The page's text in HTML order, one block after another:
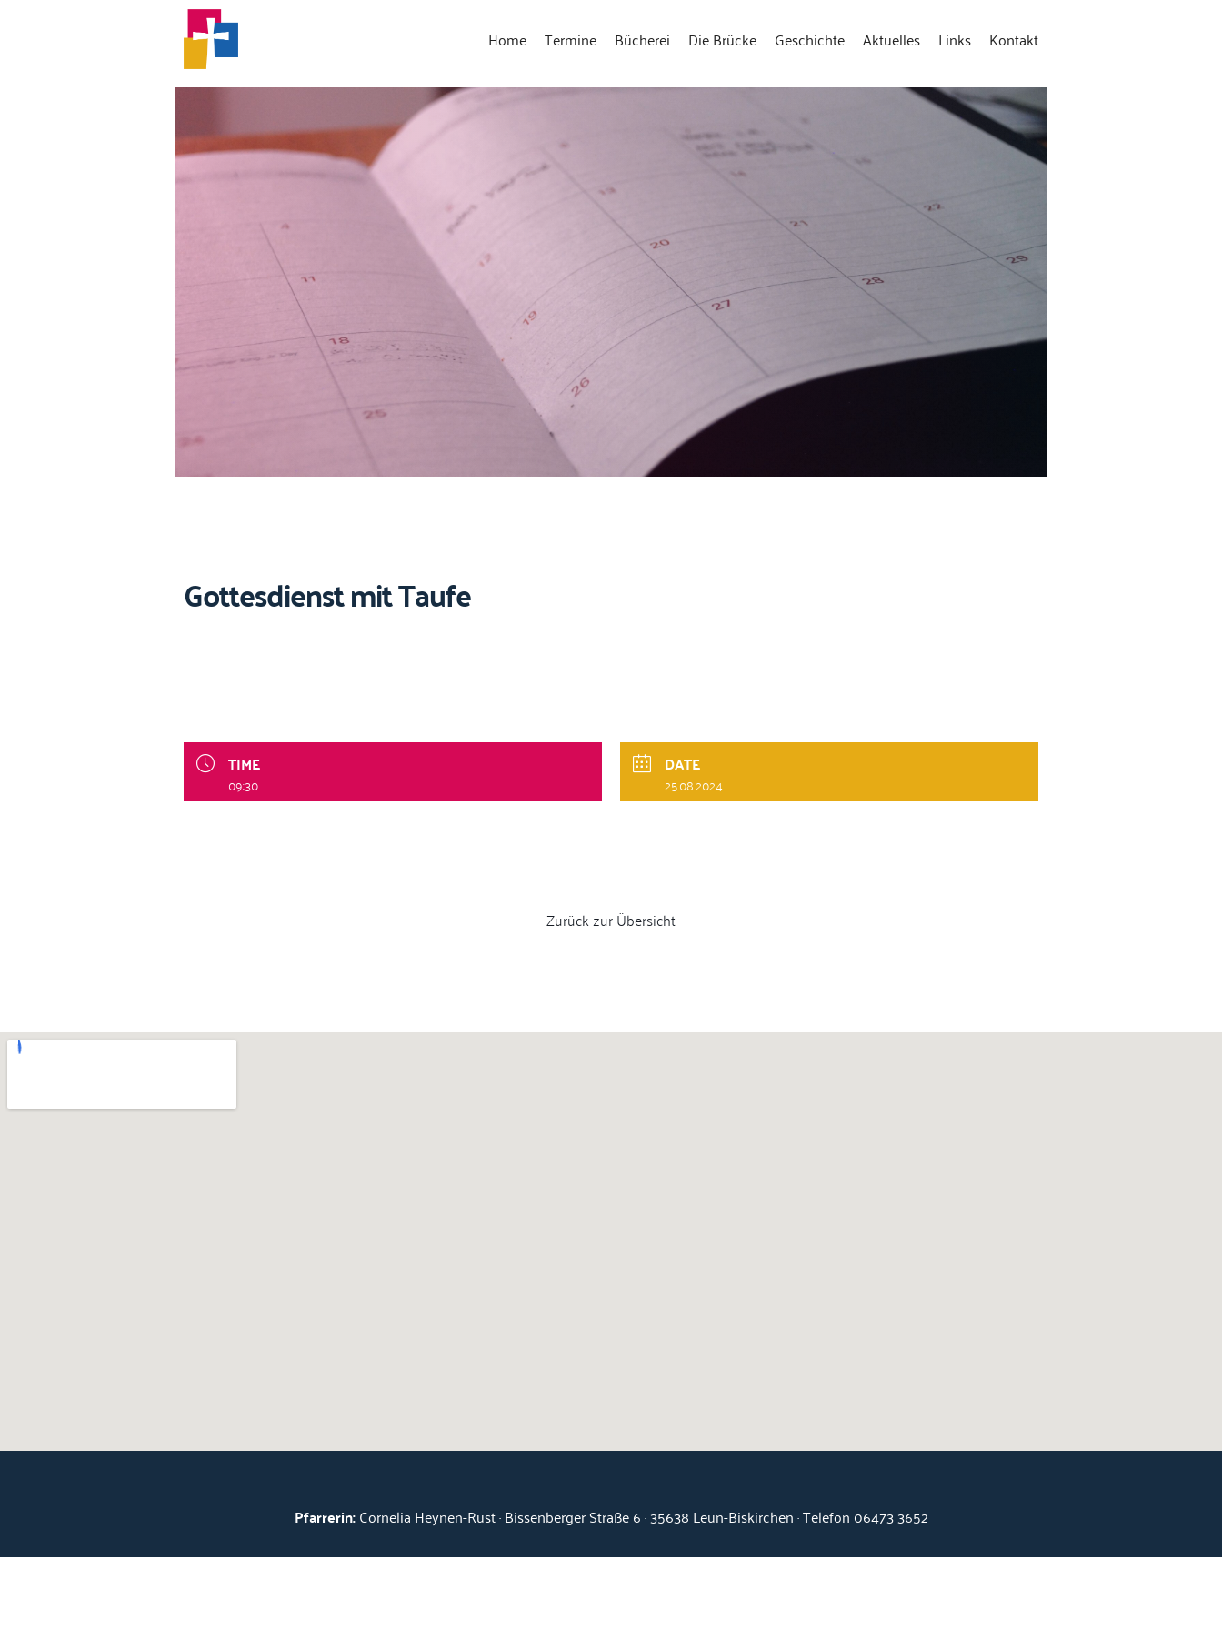
Home Termine Bücherei Die Brücke Geschichte Aktuelles Links Kontakt
Gottesdienst mit Taufe
TIME
09:30
DATE
25.08.2024
Zurück zur Übersicht
Pfarrerin:Cornelia Heynen-Rust · Bissenberger Straße 6 · 35638 Leun-Biskirchen · Telefon 06473 3652